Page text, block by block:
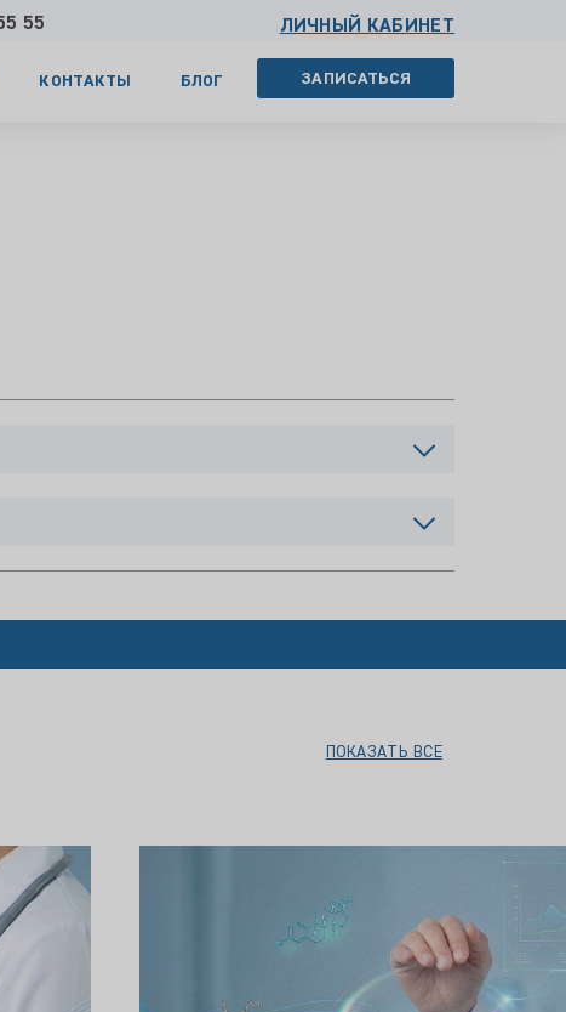
55 ЛИЧНЫЙ КАБИНЕТ
КОНТАКТЫ БЛОГ ЗАПИСАТЬСЯ
ПОКАЗАТЬ ВСЕ